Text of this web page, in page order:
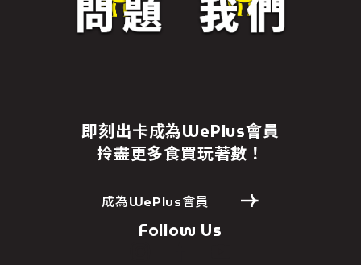
即刻出卡成為WePlus會員
拎盡更多食買玩著數！
成為WePlus會員
Follow Us